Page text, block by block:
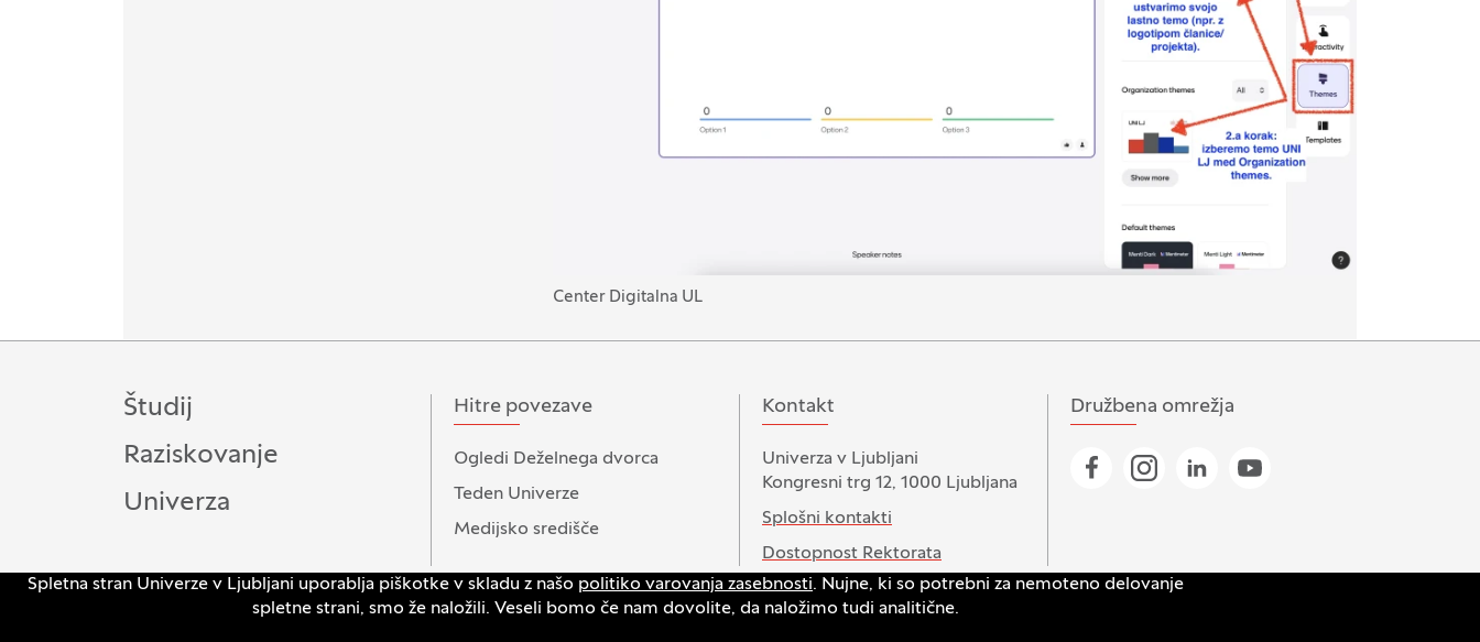
Spletna stran Univerze v Ljubljani uporablja piškotke v skladu z našo politiko varovanja zasebnosti. Nujne, ki so potrebni za nemoteno delovanje
spletne strani, smo že naložili. Veseli bomo če nam dovolite, da naložimo tudi analitične.
Center Digitalna UL
Študij
Raziskovanje
Univerza
Hitre povezave
Ogledi Deželnega dvorca
Teden Univerze
Medijsko središče
Kontakt
Univerza v Ljubljani
Kongresni trg 12, 1000 Ljubljana
Splošni kontakti
Dostopnost Rektorata
Družbena omrežja
Pojdi na našo Facebook stran
Pojdi na našo Instagram stran
Pojdi na Linkedin stran
Pojdi na YouTube stran